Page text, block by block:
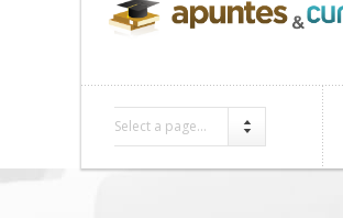
Select a page...